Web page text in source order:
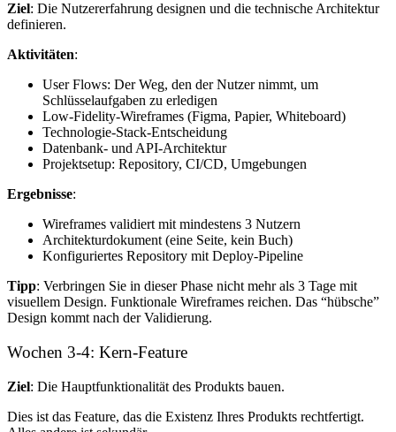
Ziel: Die Nutzererfahrung designen und die technische Architektur
definieren.
Aktivitäten:
User Flows: Der Weg, den der Nutzer nimmt, um
Schlüsselaufgaben zu erledigen
Low-Fidelity-Wireframes (Figma, Papier, Whiteboard)
Technologie-Stack-Entscheidung
Datenbank- und API-Architektur
Projektsetup: Repository, CI/CD, Umgebungen
Ergebnisse:
Wireframes validiert mit mindestens 3 Nutzern
Architekturdokument (eine Seite, kein Buch)
Konfiguriertes Repository mit Deploy-Pipeline
Tipp: Verbringen Sie in dieser Phase nicht mehr als 3 Tage mit
visuellem Design. Funktionale Wireframes reichen. Das “hübsche”
Design kommt nach der Validierung.
Wochen 3-4: Kern-Feature
Ziel: Die Hauptfunktionalität des Produkts bauen.
Dies ist das Feature, das die Existenz Ihres Produkts rechtfertigt.